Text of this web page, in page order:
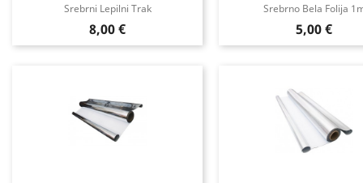
Srebrni Lepilni Trak
Cena
8,00 €
Srebrno Bela Folija
Cena
5,00 €